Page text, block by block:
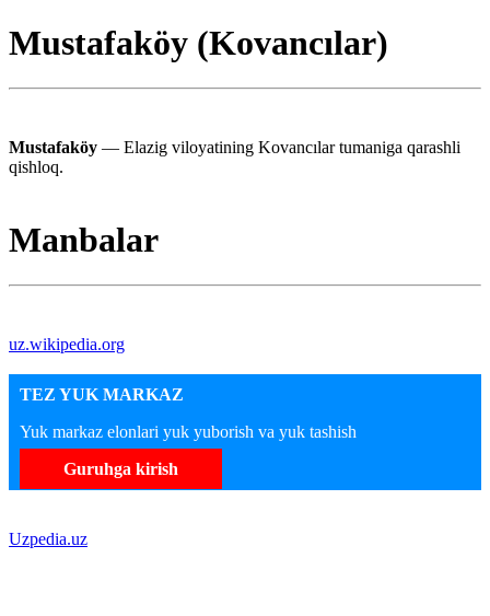
Mustafaköy (Kovancılar)
Mustafaköy — Elazig viloyatining Kovancılar tumaniga qarashli
qishloq.
Manbalar
uz.wikipedia.org
TEZ YUK MARKAZ
Yuk markaz elonlari yuk yuborish va yuk tashish
Guruhga kirish
Uzpedia.uz